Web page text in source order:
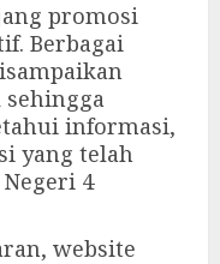
promosi
Berbagai
informasi,
yang telah
4
website